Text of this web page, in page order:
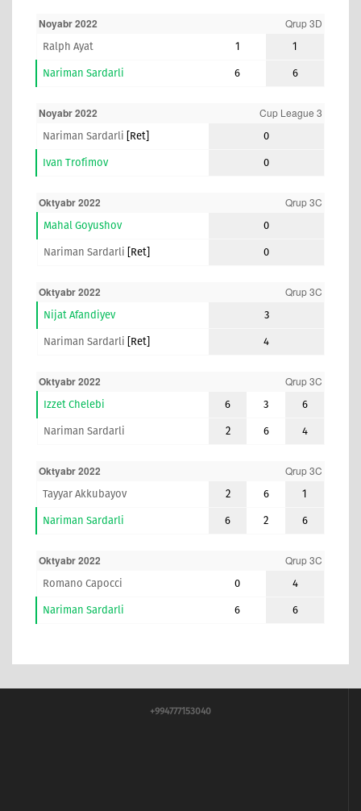
Noyabr 2022 Qrup 3D
Ralph Ayat 1 1
Nariman Sardarli 6 6
Noyabr 2022 Cup League 3
Nariman Sardarli [ret] 0
Ivan Trofimov 0
Oktyabr 2022 Qrup 3C
Mahal Goyushov 0
Nariman Sardarli [ret] 0
Oktyabr 2022 Qrup 3C
Nijat Afandiyev 3
Nariman Sardarli [ret] 4
Oktyabr 2022 Qrup 3C
Izzet Chelebi 6 3 6
Nariman Sardarli 2 6 4
Oktyabr 2022 Qrup 3C
Tayyar Akkubayov 2 6 1
Nariman Sardarli 6 2 6
Oktyabr 2022 Qrup 3C
Romano Capocci 0 4
Nariman Sardarli 6 6
+994777153040